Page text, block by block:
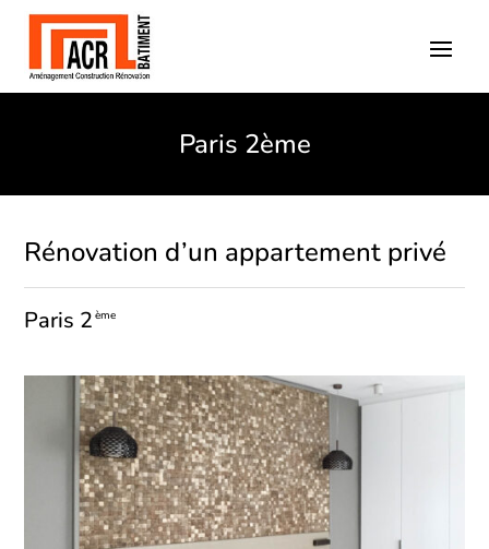
Paris 2ème
Rénovation d’un appartement privé
Paris 2 ème